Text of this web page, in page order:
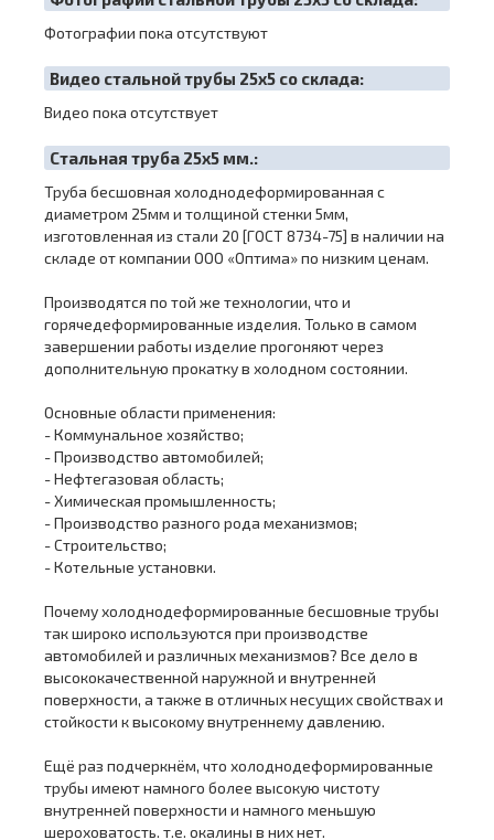
Фотографии пока отсутствуют
Видео стальной трубы 25х5 со склада:
Видео пока отсутствует
Cтальная труба 25х5 мм.:
Труба бесшовная холоднодеформированная с
диаметром 25мм и толщиной стенки 5мм,
изготовленная из стали 20 [ГОСТ 8734-75] в наличии на
складе от компании ООО «Оптима» по низким ценам.
Производятся по той же технологии, что и
горячедеформированные изделия. Только в самом
завершении работы изделие прогоняют через
дополнительную прокатку в холодном состоянии.
Основные области применения:
- Коммунальное хозяйство;
- Производство автомобилей;
- Нефтегазовая область;
- Химическая промышленность;
- Производство разного рода механизмов;
- Строительство;
- Котельные установки.
Почему холоднодеформированные бесшовные трубы
так широко используются при производстве
автомобилей и различных механизмов? Все дело в
высококачественной наружной и внутренней
поверхности, а также в отличных несущих свойствах и
стойкости к высокому внутреннему давлению.
Ещё раз подчеркнём, что холоднодеформированные
трубы имеют намного более высокую чистоту
внутренней поверхности и намного меньшую
шероховатость. т.е. окалины в них нет.